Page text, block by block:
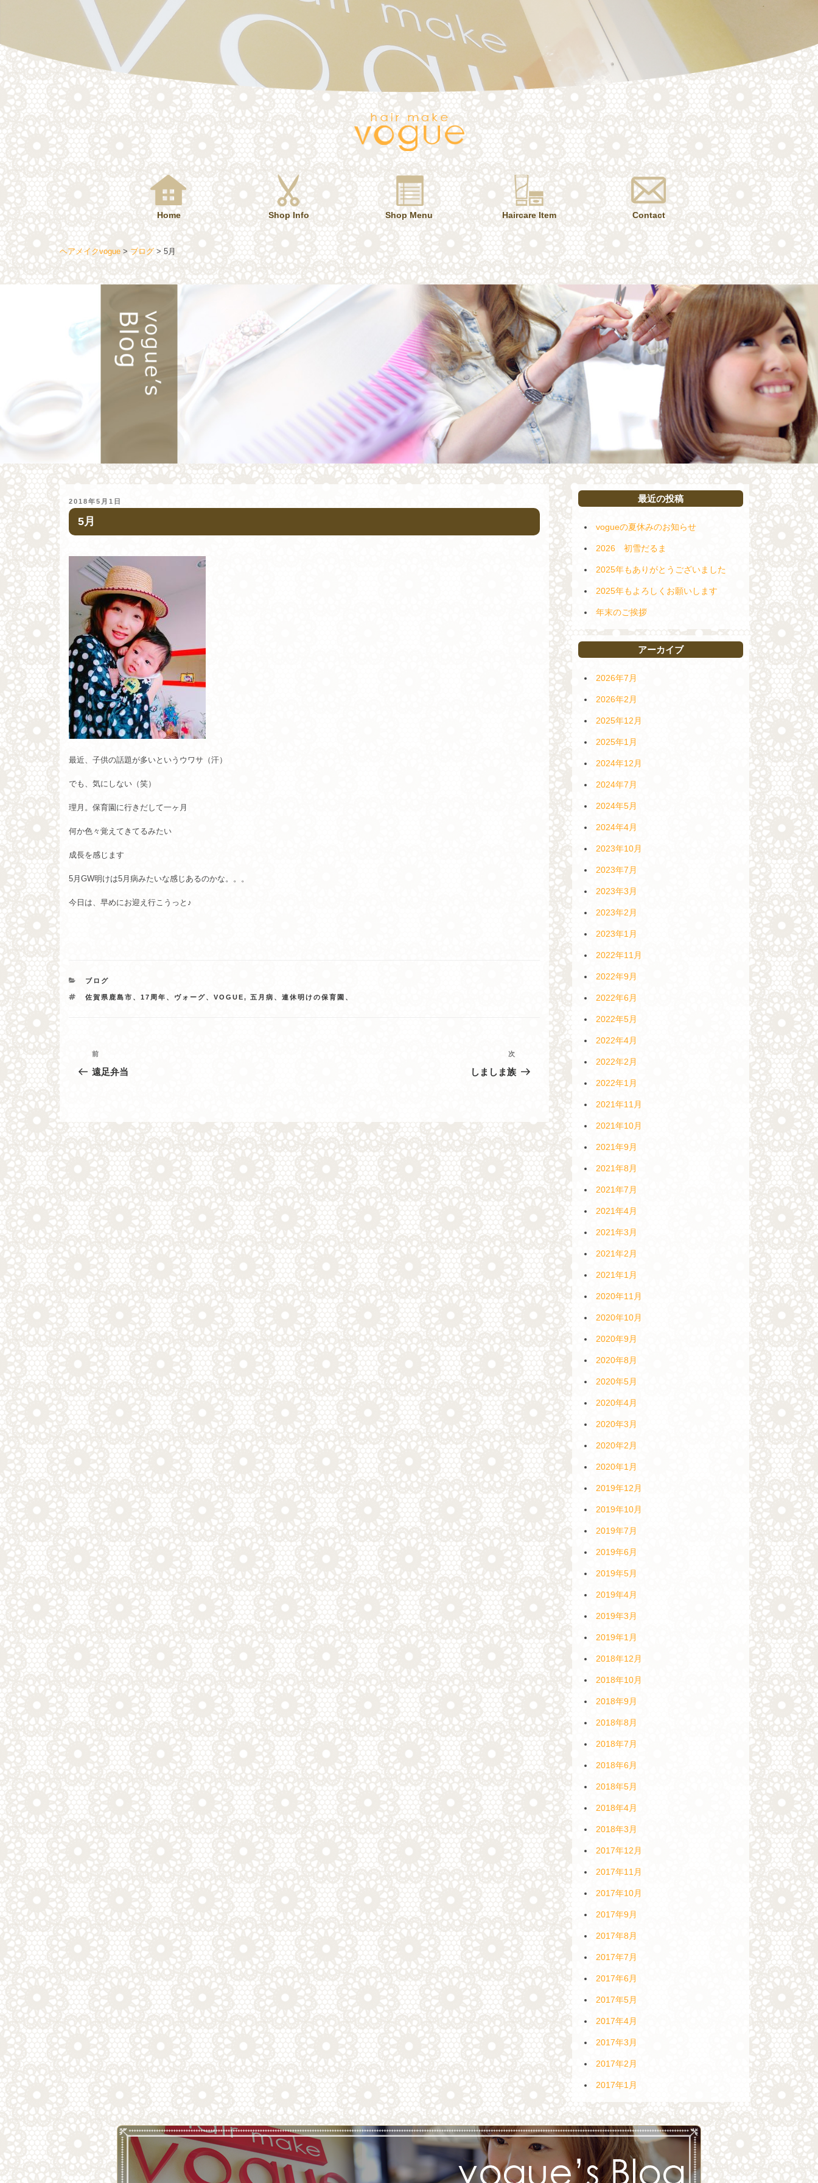
ツ
へ
ス
キ
プ
Home Shop Info Shop Menu Haircare Item Contact
ヘアメイクvogue>ブログ> 5月
投
稿
日:
2018年5月1日
5月
最近、子供の話題が多いというウワサ（汗）
でも、気にしない（笑）
理月。保育園に行きだして一ヶ月
何か色々覚えてきてるみたい
成長を感じます
5月GW明けは5月病みたいな感じあるのかな。。。
今日は、早めにお迎え行こうっと♪
カ
ゴ
ブログ
タ
佐賀県鹿島市、17周年、ヴォーグ、VOGUE,五月病、連休明けの保育園、
投
稿
ゲ
ー
シ
ョ
ン
過
去
の
前
遠足弁当
投
次
しましま族
最近の投稿
vogueの夏休みのお知らせ
2026 初雪だるま
2025年もありがとうございました
2025年もよろしくお願いします
年末のご挨拶
アーカイブ
2026年7月
2026年2月
2025年12月
2025年1月
2024年12月
2024年7月
2024年5月
2024年4月
2023年10月
2023年7月
2023年3月
2023年2月
2023年1月
2022年11月
2022年9月
2022年6月
2022年5月
2022年4月
2022年2月
2022年1月
2021年11月
2021年10月
2021年9月
2021年8月
2021年7月
2021年4月
2021年3月
2021年2月
2021年1月
2020年11月
2020年10月
2020年9月
2020年8月
2020年5月
2020年4月
2020年3月
2020年2月
2020年1月
2019年12月
2019年10月
2019年7月
2019年6月
2019年5月
2019年4月
2019年3月
2019年1月
2018年12月
2018年10月
2018年9月
2018年8月
2018年7月
2018年6月
2018年5月
2018年4月
2018年3月
2017年12月
2017年11月
2017年10月
2017年9月
2017年8月
2017年7月
2017年6月
2017年5月
2017年4月
2017年3月
2017年2月
2017年1月